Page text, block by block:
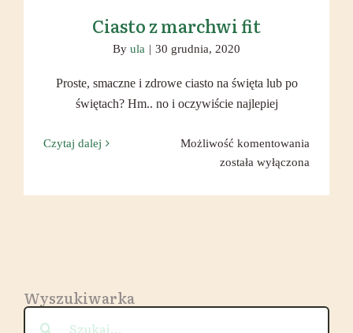
Ciasto z marchwi fit
By ula | 30 grudnia, 2020
Proste, smaczne i zdrowe ciasto na święta lub po
świętach? Hm.. no i oczywiście najlepiej
Czytaj dalej Możliwość komentowania
fit
została wyłączona
Wyszukiwarka